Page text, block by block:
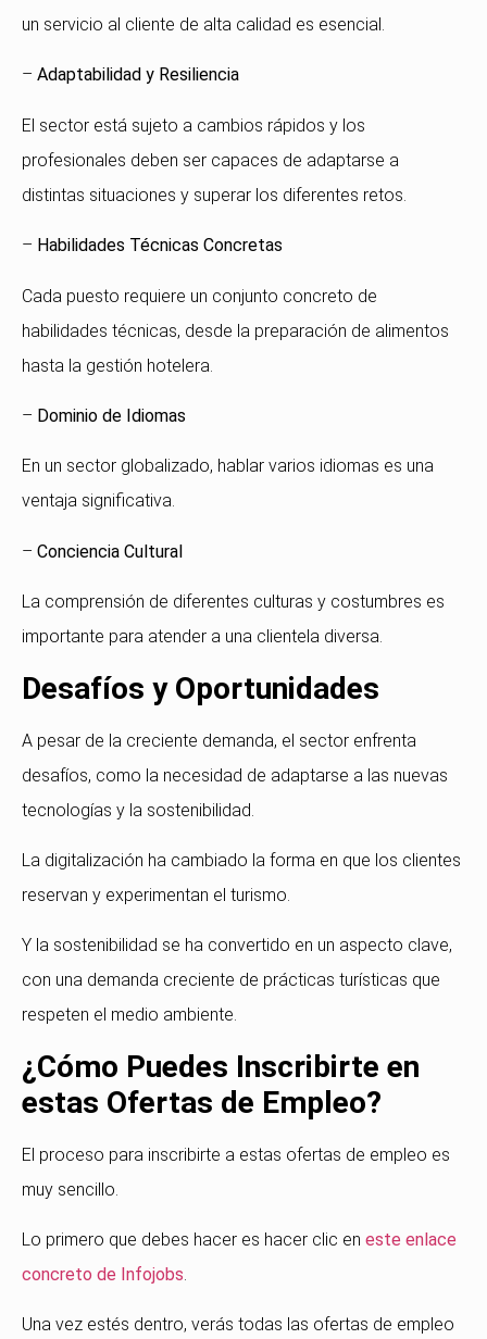
un servicio al cliente de alta calidad es esencial.
– Adaptabilidad y Resiliencia
El sector está sujeto a cambios rápidos y los
profesionales deben ser capaces de adaptarse a
distintas situaciones y superar los diferentes retos.
– Habilidades Técnicas Concretas
Cada puesto requiere un conjunto concreto de
habilidades técnicas, desde la preparación de alimentos
hasta la gestión hotelera.
– Dominio de Idiomas
En un sector globalizado, hablar varios idiomas es una
ventaja significativa.
– Conciencia Cultural
La comprensión de diferentes culturas y costumbres es
importante para atender a una clientela diversa.
Desafíos y Oportunidades
A pesar de la creciente demanda, el sector enfrenta
desafíos, como la necesidad de adaptarse a las nuevas
tecnologías y la sostenibilidad.
La digitalización ha cambiado la forma en que los clientes
reservan y experimentan el turismo.
Y la sostenibilidad se ha convertido en un aspecto clave,
con una demanda creciente de prácticas turísticas que
respeten el medio ambiente.
¿Cómo Puedes Inscribirte en
estas Ofertas de Empleo?
El proceso para inscribirte a estas ofertas de empleo es
muy sencillo.
Lo primero que debes hacer es hacer clic en este enlace
concreto de Infojobs.
Una vez estés dentro, verás todas las ofertas de empleo